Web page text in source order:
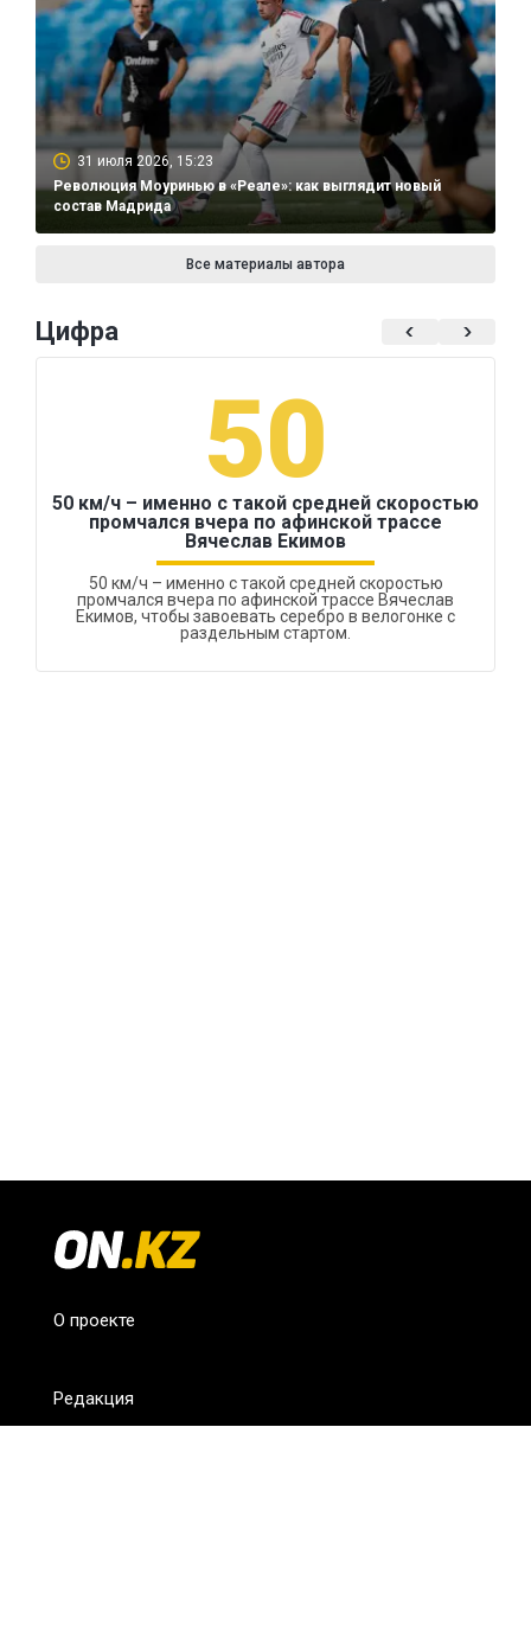
31 июля 2026, 15:23
Революция Моуринью в «Реале»: как выглядит новый
состав Мадрида
Все материалы автора
Цифра
50
50 км/ч – именно с такой средней скоростью
промчался вчера по афинской трассе
Вячеслав Екимов
50 км/ч – именно с такой средней скоростью
промчался вчера по афинской трассе Вячеслав
Екимов, чтобы завоевать серебро в велогонке с
раздельным стартом.
О проекте
Редакция